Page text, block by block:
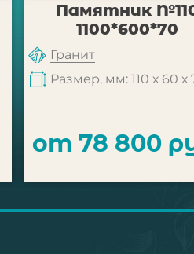
Памятник
1100*600*70
Гранит
Размер, мм: 110 х 60 х
от 78 800